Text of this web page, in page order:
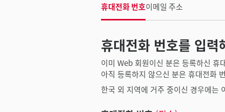
휴대전화 번호이메일 주소
휴대전화 번호를 입력
이미 Web 회원이신 분은 등록하신 휴
아직 등록하지 않으신 분은 휴대전화
한국 외 지역에 거주 중이신 경우에는